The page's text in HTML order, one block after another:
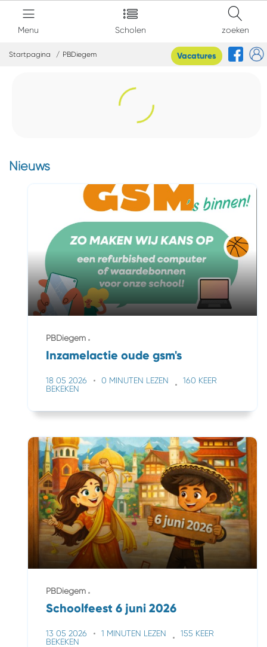
Menu Scholen zoeken
Startpagina PBDiegem Vacatures
Nieuws
PBDiegem
Inzamelactie oude gsm's
18 05 2026 0 MINUTEN LEZEN
160 KEER
BEKEKEN
PBDiegem
Schoolfeest 6 juni 2026
13 05 2026 1 MINUTEN LEZEN
155 KEER
BEKEKEN